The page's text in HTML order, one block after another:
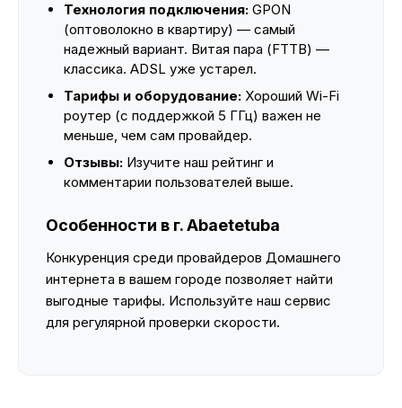
Технология подключения: GPON
(оптоволокно в квартиру) — самый
надежный вариант. Витая пара (FTTB) —
классика. ADSL уже устарел.
Тарифы и оборудование: Хороший Wi-Fi
роутер (с поддержкой 5 ГГц) важен не
меньше, чем сам провайдер.
Отзывы: Изучите наш рейтинг и
комментарии пользователей выше.
Особенности в г. Abaetetuba
Конкуренция среди провайдеров Домашнего
интернета в вашем городе позволяет найти
выгодные тарифы. Используйте наш сервис
для регулярной проверки скорости.